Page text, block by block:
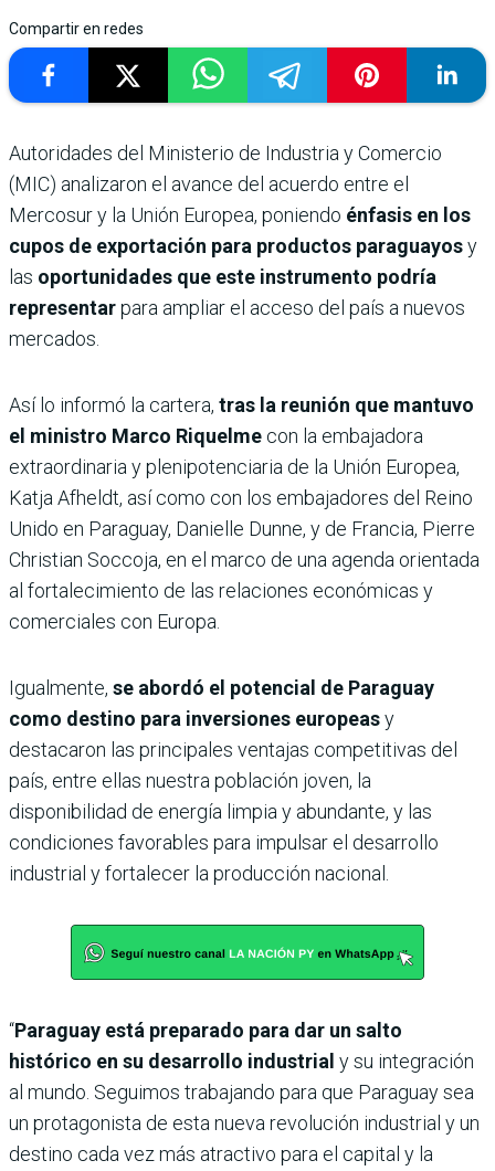
Compartir en redes
Autoridades del Ministerio de Industria y Comercio
(MIC) analizaron el avance del acuerdo entre el
Mercosur y la Unión Europea, poniendo énfasis en los
cupos de exportación para productos paraguayosy
las oportunidades que este instrumento podría
representarpara ampliar el acceso del país a nuevos
mercados.
Así lo informó la cartera, tras la reunión que mantuvo
el ministro Marco Riquelme con la embajadora
extraordinaria y plenipotenciaria de la Unión Europea,
Katja Afheldt, así como con los embajadores del Reino
Unido en Paraguay, Danielle Dunne, y de Francia, Pierre
Christian Soccoja, en el marco de una agenda orientada
al fortalecimiento de las relaciones económicas y
comerciales con Europa.
Igualmente, se abordó el potencial de Paraguay
como destino para inversiones europeasy
destacaron las principales ventajas competitivas del
país, entre ellas nuestra población joven, la
disponibilidad de energía limpia y abundante, y las
condiciones favorables para impulsar el desarrollo
industrial y fortalecer la producción nacional.
“Paraguay está preparado para dar un salto
histórico en su desarrollo industrial y su integración
al mundo. Seguimos trabajando para que Paraguay sea
un protagonista de esta nueva revolución industrial y un
destino cada vez más atractivo para el capital y la